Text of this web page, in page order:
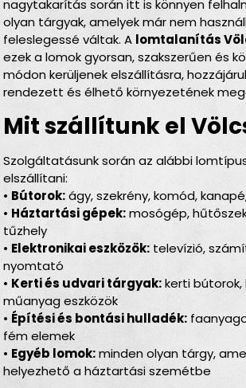
nagytakarítás során itt is könnyen
olyan tárgyak, amelyek már nem
feleslegessé váltak. A lomtalanítás
ezek a lomok gyorsan, szakszerűen és
módon kerüljenek elszállításra,
rendezett és élhető környezetének
Mit szállítunk el
Szolgáltatásunk során az alábbi
elszállítani:
• Bútorok:ágy, szekrény, komód,
• Háztartási gépek:mosógép,
tűzhely
• Elektronikai eszközök: televízió,
nyomtató
• Kerti és udvari tárgyak:kerti bútorok,
műanyag eszközök
• Építési és bontási hulladék:
fém elemek
• Egyéb lomok:minden olyan tárgy,
helyezhető a háztartási szemétbe